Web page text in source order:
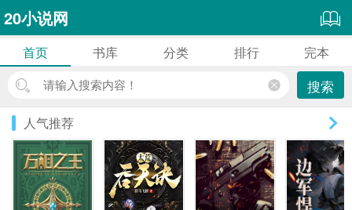
20小说网
首页 书库 分类 排行 完本
搜索
人气推荐